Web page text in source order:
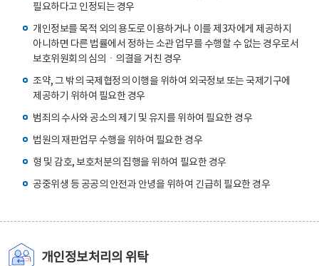
필요하다고 인정되는 경우
개인정보를 목적 외의 용도로 이용하거나 이를 제3자에게 제공하지
아니하면 다른 법률에서 정하는 소관 업무를 수행할 수 없는 경우로서
보호위원회의 심의ㆍ의결을 거친 경우
조약, 그 밖의 국제협정의 이행을 위하여 외국정보 또는 국제기구에
제공하기 위하여 필요한 경우
범죄의 수사와 공소의 제기 및 유지를 위하여 필요한 경우
법원의 재판업무 수행을 위하여 필요한 경우
형 및 감호, 보호처분의 집행을 위하여 필요한 경우
공중위생 등 공공의 안전과 안녕을 위하여 긴급히 필요한 경우
개인정보처리의 위탁